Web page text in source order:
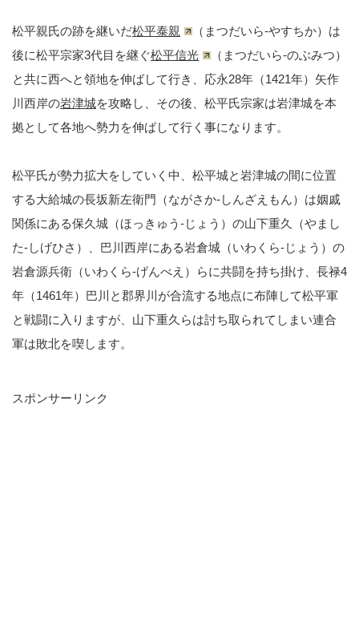
松平親氏の跡を継いだ松平泰親
（まつだいら-やすちか）は
後に松平宗家3代目を継ぐ松平信光
（まつだいら-のぶみつ）
と共に西へと領地を伸ばして行き、応永28年（1421年）矢作
川西岸の岩津城を攻略し、その後、松平氏宗家は岩津城を本
拠として各地へ勢力を伸ばして行く事になります。
松平氏が勢力拡大をしていく中、松平城と岩津城の間に位置
する大給城の長坂新左衛門（ながさか-しんざえもん）は姻戚
関係にある保久城（ほっきゅう-じょう）の山下重久（やまし
た-しげひさ）、巴川西岸にある岩倉城（いわくら-じょう）の
岩倉源兵衛（いわくら-げんべえ）らに共闘を持ち掛け、長禄4
年（1461年）巴川と郡界川が合流する地点に布陣して松平軍
と戦闘に入りますが、山下重久らは討ち取られてしまい連合
軍は敗北を喫します。
スポンサーリンク